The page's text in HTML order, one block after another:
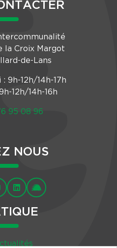
la Croix Margot
de-Lans
: 9h-12h/14h-17h
12h/14h-16h
95 08 96
NOUS